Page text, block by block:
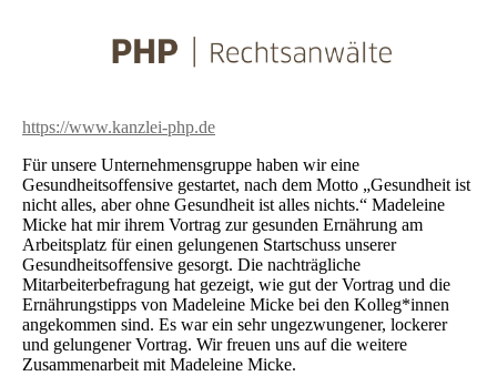
https://www.kanzlei-php.de
Für unsere Unternehmensgruppe haben wir eine
Gesundheitsoffensive gestartet, nach dem Motto „Gesundheit ist
nicht alles, aber ohne Gesundheit ist alles nichts.“ Madeleine
Micke hat mir ihrem Vortrag zur gesunden Ernährung am
Arbeitsplatz für einen gelungenen Startschuss unserer
Gesundheitsoffensive gesorgt. Die nachträgliche
Mitarbeiterbefragung hat gezeigt, wie gut der Vortrag und die
Ernährungstipps von Madeleine Micke bei den Kolleg*innen
angekommen sind. Es war ein sehr ungezwungener, lockerer
und gelungener Vortrag. Wir freuen uns auf die weitere
Zusammenarbeit mit Madeleine Micke.